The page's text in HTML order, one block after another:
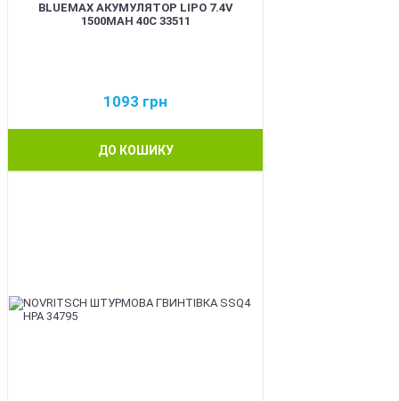
BLUEMAX АКУМУЛЯТОР LIPO 7.4V
1500MAH 40C 33511
1093 грн
ДО КОШИКУ